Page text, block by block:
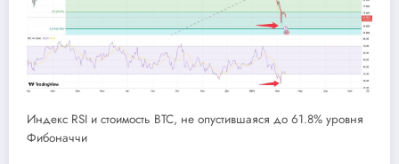
Индекс RSI и стоимость BTC, не опустившаяся до 61.8% уровня
Фибоначчи